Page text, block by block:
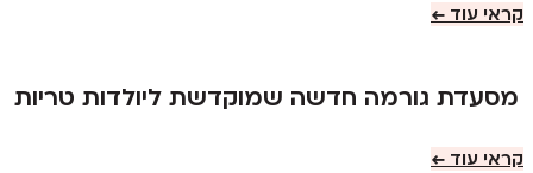
קראי עוד ←
מסעדת גורמה חדשה שמוקדשת ליולדות טריות
קראי עוד ←